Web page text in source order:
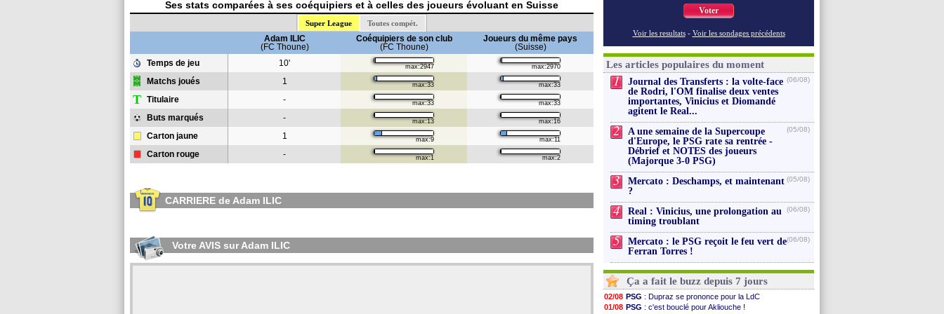
Ses stats comparées à ses coéquipiers et à celles des joueurs évoluant en Suisse
Super League Toutes compét.
Adam ILIC
(FC Thoune)
Coéquipiers de son club
(FC Thoune)
Joueurs du même pays
(Suisse)
Temps de jeu
10' max:2947 max:2970
Matchs joués 1 max:33 max:33
T Titulaire - max:33 max:33
Buts marqués - max:13 max:16
Carton jaune 1 max:9 max:11
Carton rouge - max:1 max:2
CARRIERE de Adam ILIC
Votre AVIS sur Adam ILIC
Voter
Voir les resultats - Voir les sondages précédents
Les articles populaires du moment
1
Journal des Transferts : la volte-face
de Rodri, l'OM finalise deux ventes
importantes, Vinicius et Diomandé
agitent le Real...
(06/08)
2
A une semaine de la Supercoupe
d'Europe, le PSG rate sa rentrée -
Débrief et NOTES des joueurs
(Majorque 3-0 PSG)
(05/08)
3
Mercato : Deschamps, et maintenant
?
(05/08)
4
Real : Vinicius, une prolongation au
timing troublant
(06/08)
5
Mercato : le PSG reçoit le feu vert de
Ferran Torres !
(06/08)
Ça a fait le buzz depuis 7 jours
02/08 PSG : Dupraz se prononce pour la LdC
01/08 PSG : c'est bouclé pour Akliouche !